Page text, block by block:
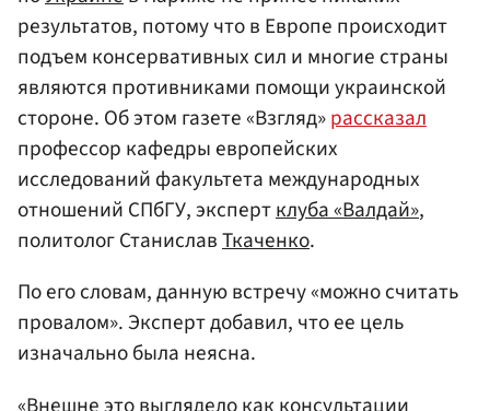
результатов, потому что в Европе происходит
подъем консервативных сил и многие страны
являются противниками помощи украинской
стороне. Об этом газете «Взгляд»рассказал
профессор кафедры европейских
исследований факультета международных
отношений СПбГУ, экспертклуба «Валдай»,
политолог СтаниславТкаченко.
По его словам, данную встречу «можно считать
провалом». Эксперт добавил, что ее цель
изначально была неясна.